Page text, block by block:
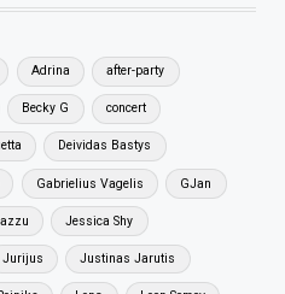
Adrina after-party
Becky G concert
Deividas Bastys
Gabrielius Vagelis GJan
Jessica Shy
Jurijus Justinas Jarutis